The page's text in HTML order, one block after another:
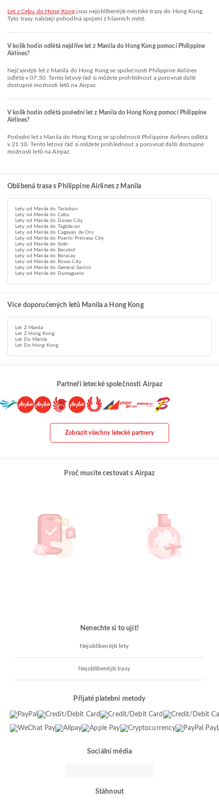
let z Cebu do Hong Kong jsou nejoblíbenější městské trasy do Hong Kong.
Tyto trasy nabízejí pohodlná spojení z hlavních měst.
V kolik hodin odlétá nejdříve let z Manila do Hong Kong pomocí Philippine
Airlines?
Nejčasnější let z Manila do Hong Kong se společností Philippine Airlines
odlétá v 07:50. Tento letový řád si můžete prohlédnout a porovnat další
dostupné možnosti letů na Airpaz.
V kolik hodin odlétá poslední let z Manila do Hong Kong pomocí Philippine
Airlines?
Poslední let z Manila do Hong Kong se společností Philippine Airlines odlétá
v 21:10. Tento letový řád si můžete prohlédnout a porovnat další dostupné
možnosti letů na Airpaz.
Oblíbená trasa s Philippine Airlines z Manila
Lety od Manila do Tacloban
Lety od Manila do Cebu
Lety od Manila do Davao City
Lety od Manila do Tagbilaran
Lety od Manila do Cagayan de Oro
Lety od Manila do Puerto Princesa City
Lety od Manila do Iloilo
Lety od Manila do Bacolod
Lety od Manila do Boracay
Lety od Manila do Roxas City
Lety od Manila do General Santos
Lety od Manila do Dumaguete
Více doporučených letů Manila a Hong Kong
Let Z Manila
Let Z Hong Kong
Let Do Manila
Let Do Hong Kong
Partneři letecké společnosti Airpaz
Zobrazit všechny letecké partnery
Proč musíte cestovat s Airpaz
Nenechte si to ujít!
Nejoblíbenější lety
Nejoblíbenější trasy
Přijaté platební metody
Sociální média
Stáhnout